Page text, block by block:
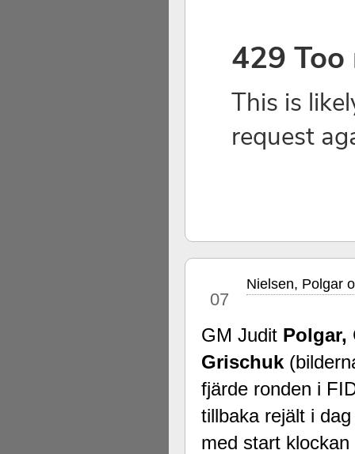
07
Nielsen, Polgar
GM Judit Polgar,
Grischuk
fjärde ronden i
tillbaka rejält i
med start klockan